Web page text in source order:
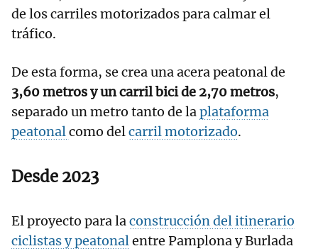
de los carriles motorizados para calmar el
tráfico.
De esta forma, se crea una acera peatonal de
3,60 metros y un carril bici de 2,70 metros,
separado un metro tanto de laplataforma
peatonalcomo delcarril motorizado.
Desde 2023
El proyecto para laconstrucción del itinerario
ciclistas y peatonalentre Pamplona y Burlada